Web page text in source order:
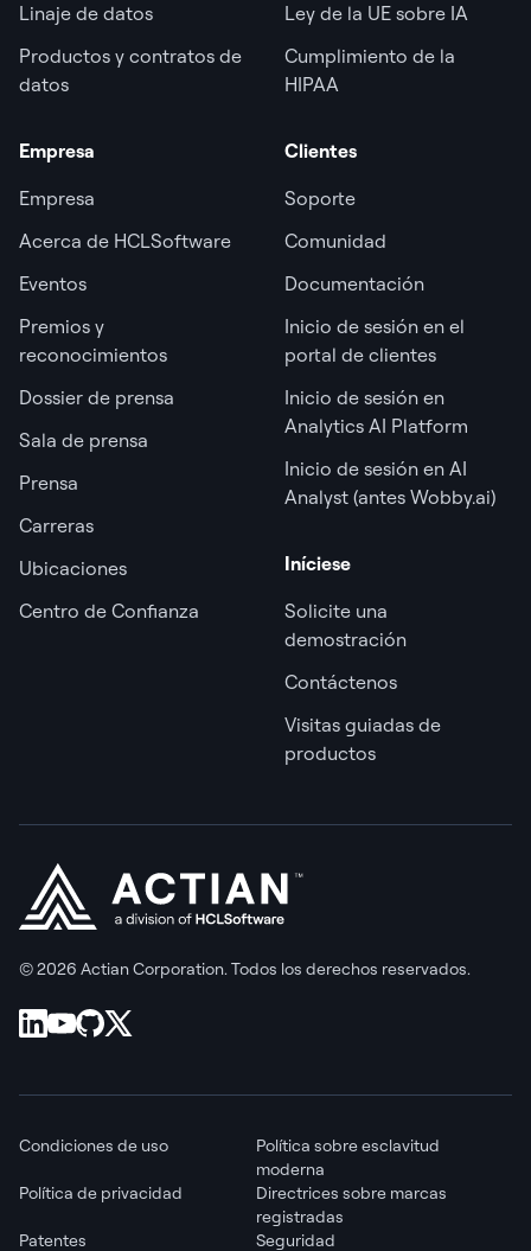
Linaje de datos
Productos y contratos de
datos
Ley de la UE sobre IA
Cumplimiento de la
HIPAA
Empresa
Empresa
Acerca de HCLSoftware
Eventos
Premios y
reconocimientos
Dossier de prensa
Sala de prensa
Prensa
Carreras
Ubicaciones
Centro de Confianza
Clientes
Soporte
Comunidad
Documentación
Inicio de sesión en el
portal de clientes
Inicio de sesión en
Analytics AI Platform
Inicio de sesión en AI
Analyst (antes Wobby.ai)
Iníciese
Solicite una
demostración
Contáctenos
Visitas guiadas de
productos
© 2026 Actian Corporation. Todos los derechos reservados.
Condiciones de uso
Política sobre esclavitud
moderna
Política de privacidad
Directrices sobre marcas
registradas
Patentes
Seguridad